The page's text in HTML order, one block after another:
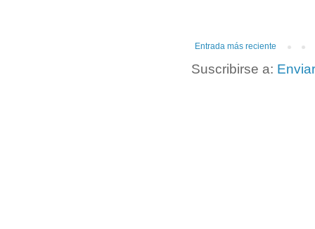
Entrada más reciente
Suscribirse a: